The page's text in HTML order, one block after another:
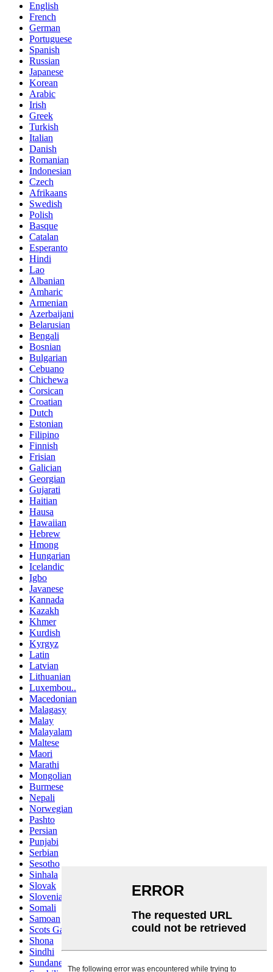
English
French
German
Portuguese
Spanish
Russian
Japanese
Korean
Arabic
Irish
Greek
Turkish
Italian
Danish
Romanian
Indonesian
Czech
Afrikaans
Swedish
Polish
Basque
Catalan
Esperanto
Hindi
Lao
Albanian
Amharic
Armenian
Azerbaijani
Belarusian
Bengali
Bosnian
Bulgarian
Cebuano
Chichewa
Corsican
Croatian
Dutch
Estonian
Filipino
Finnish
Frisian
Galician
Georgian
Gujarati
Haitian
Hausa
Hawaiian
Hebrew
Hmong
Hungarian
Icelandic
Igbo
Javanese
Kannada
Kazakh
Khmer
Kurdish
Kyrgyz
Latin
Latvian
Lithuanian
Luxembou..
Macedonian
Malagasy
Malay
Malayalam
Maltese
Maori
Marathi
Mongolian
Burmese
Nepali
Norwegian
Pashto
Persian
Punjabi
Serbian
Sesotho
Sinhala
Slovak
Slovenian
Somali
Samoan
Scots Gaelic
Shona
Sindhi
Sundanese